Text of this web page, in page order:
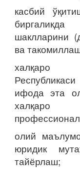
касбий
шаклларини
ва
халқаро
ифода эта
халқаро
олий
юридик
тайёрлаш;